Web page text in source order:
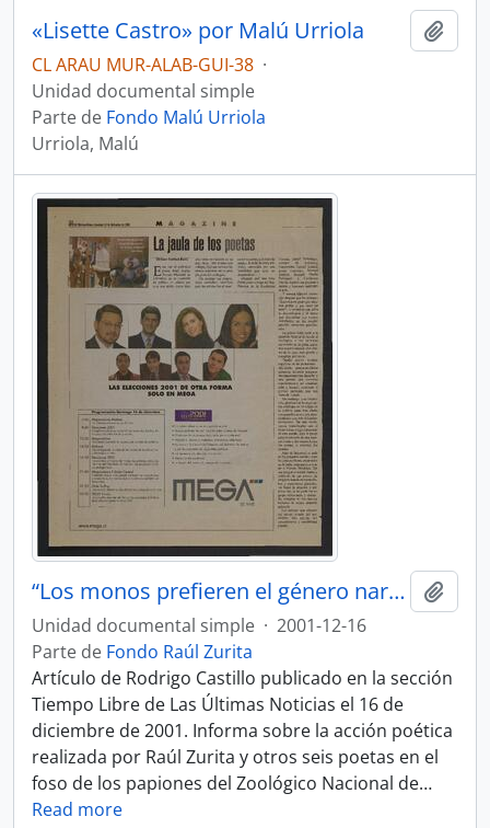
«Lisette Castro» por Malú Urriola
CL ARAU MUR-ALAB-GUI-38 ·
Unidad documental simple
Parte de Fondo Malú Urriola
Urriola, Malú
“Los monos prefieren el género narrativo”
Unidad documental simple · 2001-12-16
Parte de Fondo Raúl Zurita
Artículo de Rodrigo Castillo publicado en la sección
Tiempo Libre de Las Últimas Noticias el 16 de
diciembre de 2001. Informa sobre la acción poética
realizada por Raúl Zurita y otros seis poetas en el
foso de los papiones del Zoológico Nacional de…
Read more